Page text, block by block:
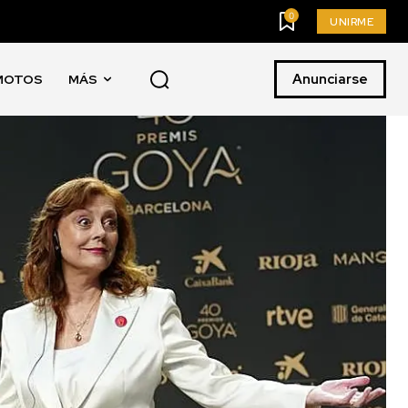
0 UNIRME
MÁS Anunciarse